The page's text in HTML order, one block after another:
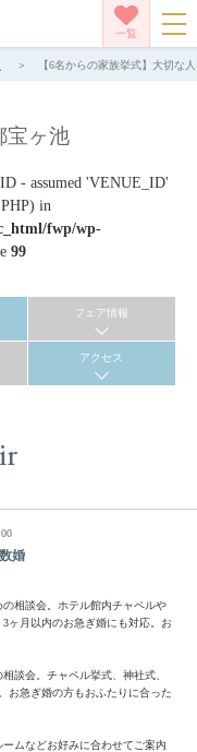
一覧
【6名からの家族挙式】大切な
宝ヶ池
- assumed 'VENUE_ID'
in
fwp/wp-
99
フェア情報
アクセス
婚
相談会。ホテル館内チャペルや
ヶ月以内のお急ぎ婚にも対応。お
談会。チャペル挙式、神社式、
お急ぎ婚の方もおふたりに合った
ムなどお好みに合わせてご案内